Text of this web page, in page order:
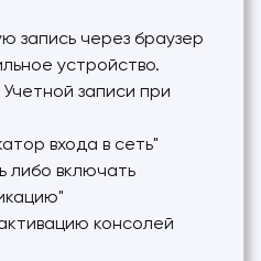
запись через браузер
устройство.
записи при
входа в сеть"
либо включать
консолей